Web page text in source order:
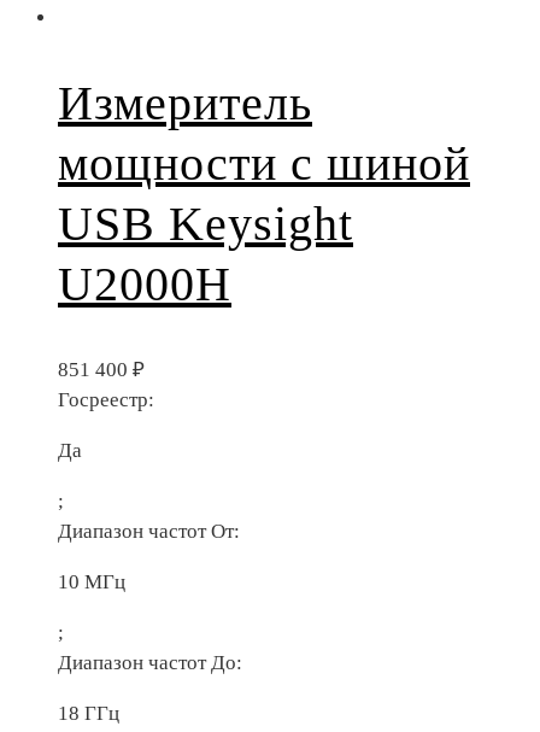
Измеритель
мощности с шиной
USB Keysight
U2000H
851 400 ₽
Госреестр:
Да
;
Диапазон частот От:
10 МГц
;
Диапазон частот До:
18 ГГц